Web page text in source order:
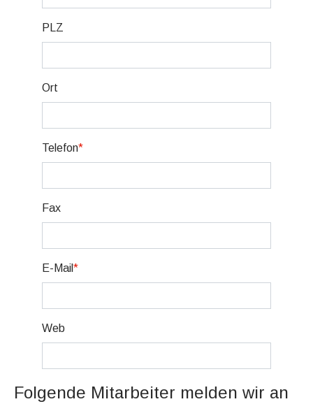
PLZ
Ort
Telefon*
Fax
E-Mail*
Web
Folgende Mitarbeiter melden wir an